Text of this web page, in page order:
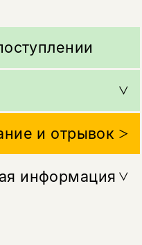
и отрывок
информация